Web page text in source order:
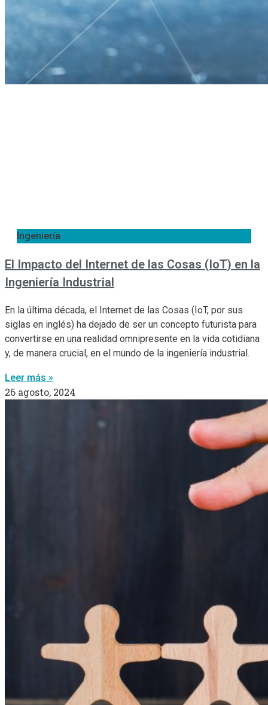
Ingeniería
El Impacto del Internet de las Cosas (IoT) en la
Ingeniería Industrial
En la última década, el Internet de las Cosas (IoT, por sus
siglas en inglés) ha dejado de ser un concepto futurista para
convertirse en una realidad omnipresente en la vida cotidiana
y, de manera crucial, en el mundo de la ingeniería industrial.
Leer más »
26 agosto, 2024